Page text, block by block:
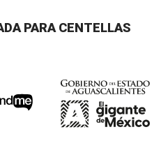
PARA CENTELLAS